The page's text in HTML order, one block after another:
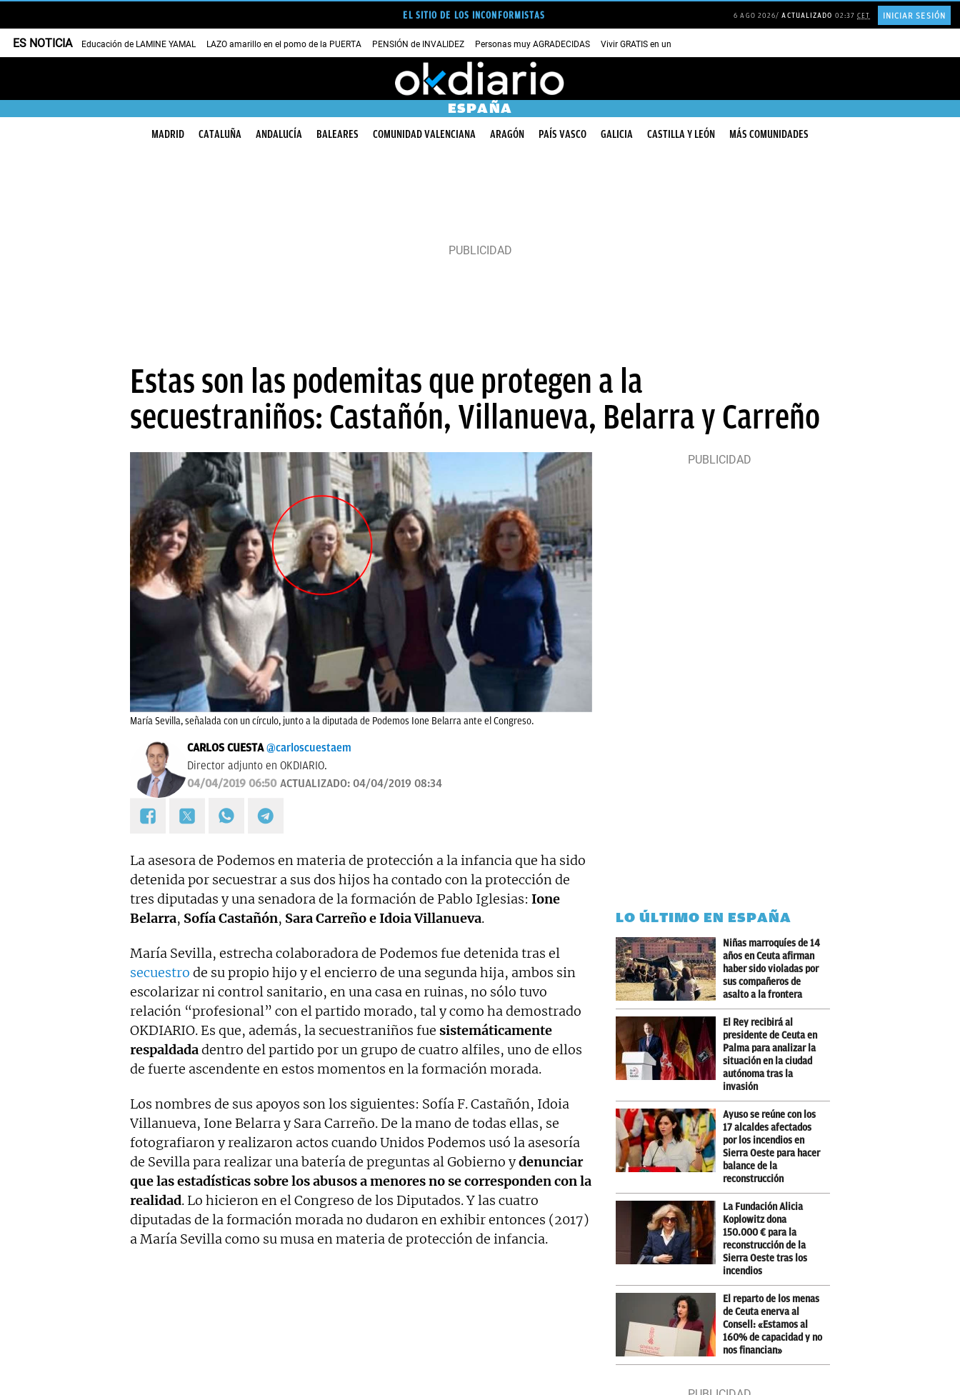
EL SITIO DE LOS INCONFORMISTAS 6 AGO 2026 ACTUALIZADO 02:37CET INICIAR SESIÓN
ES NOTICIA Educación de LAMINE YAMAL LAZO amarillo en el pomo de la PUERTA PENSIÓN de INVALIDEZ Personas muy AGRADECIDAS Vivir GRATIS en una ISLA en GRECIA
ESPAÑA
MADRID CATALUÑA ANDALUCÍA BALEARES COMUNIDAD VALENCIANA ARAGÓN PAÍS VASCO GALICIA CASTILLA Y LEÓN MÁS COMUNIDADES
Estas son las podemitas que protegen a la
secuestraniños: Castañón, Villanueva, Belarra y Carreño
María Sevilla, señalada con un círculo, junto a la diputada de Podemos Ione Belarra ante el Congreso.
CARLOS CUESTA @carloscuestaem
Director adjunto en OKDIARIO.
04/04/2019 06:50 ACTUALIZADO: 04/04/2019 08:34
La asesora de Podemos en materia de protección a la infancia que ha sido
detenida por secuestrar a sus dos hijos ha contado con la protección de
tres diputadas y una senadora de la formación de Pablo Iglesias: Ione
Belarra, Sofía Castañón, Sara Carreño e Idoia Villanueva.
María Sevilla, estrecha colaboradora de Podemos fue detenida tras el
secuestro de su propio hijo y el encierro de una segunda hija, ambos sin
escolarizar ni control sanitario, en una casa en ruinas, no sólo tuvo
relación “profesional” con el partido morado, tal y como ha demostrado
OKDIARIO. Es que, además, la secuestraniños fue sistemáticamente
respaldadadentro del partido por un grupo de cuatro alfiles, uno de ellos
de fuerte ascendente en estos momentos en la formación morada.
Los nombres de sus apoyos son los siguientes: Sofía F. Castañón, Idoia
Villanueva, Ione Belarra y Sara Carreño. De la mano de todas ellas, se
fotografiaron y realizaron actos cuando Unidos Podemos usó la asesoría
de Sevilla para realizar una batería de preguntas al Gobierno ydenunciar
que las estadísticas sobre los abusos a menores no se corresponden con la
realidad. Lo hicieron en el Congreso de los Diputados. Y las cuatro
diputadas de la formación morada no dudaron en exhibir entonces (2017)
a María Sevilla como su musa en materia de protección de infancia.
LO ÚLTIMO EN ESPAÑA
Niñas marroquíes de 14
años en Ceuta afirman
haber sido violadas por
sus compañeros de
asalto a la frontera
El Rey recibirá al
presidente de Ceuta en
Palma para analizar la
situación en la ciudad
autónoma tras la
invasión
Ayuso se reúne con los
17 alcaldes afectados
por los incendios en
Sierra Oeste para hacer
balance de la
reconstrucción
La Fundación Alicia
Koplowitz dona
150.000 € para la
reconstrucción de la
Sierra Oeste tras los
incendios
El reparto de los menas
de Ceuta enerva al
Consell: «Estamos al
160% de capacidad y no
nos financian»